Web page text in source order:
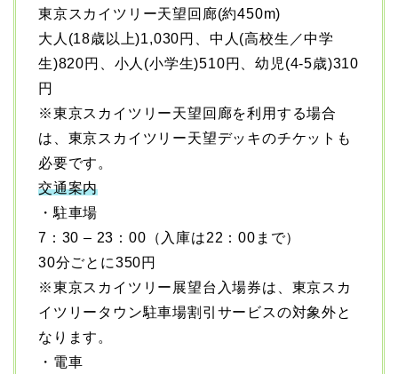
東京スカイツリー天望回廊(約450m)
大人(18歳以上)1,030円、中人(高校生／中学
生)820円、小人(小学生)510円、幼児(4-5歳)310
円
※東京スカイツリー天望回廊を利用する場合
は、東京スカイツリー天望デッキのチケットも
必要です。
交通案内
・駐車場
7：30 – 23：00（入庫は22：00まで）
30分ごとに350円
※東京スカイツリー展望台入場券は、東京スカ
イツリータウン駐車場割引サービスの対象外と
なります。
・電車